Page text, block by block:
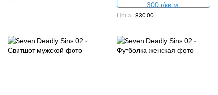
300 г/кв.м.
Цена 830.00